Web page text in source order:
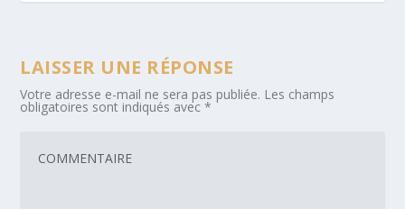
LAISSER UNE RÉPONSE
Votre adresse e-mail ne sera pas publiée. Les champs
obligatoires sont indiqués avec*